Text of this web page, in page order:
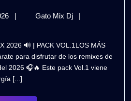
17
De
2026
| Gato Mix Dj
DANCEHALL
🔊
|
PACK
|
para disfrutar de los remixes de
2026 🎧🔥 Este pack Vol.1 viene
[...]